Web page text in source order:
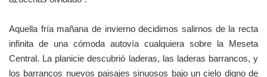
Aquella fría mañana de invierno decidimos salirnos de la recta
infinita de una cómoda autovía cualquiera sobre la Meseta
Central. La planicie descubrió laderas, las laderas barrancos, y
los barrancos nuevos paisajes sinuosos bajo un cielo digno de